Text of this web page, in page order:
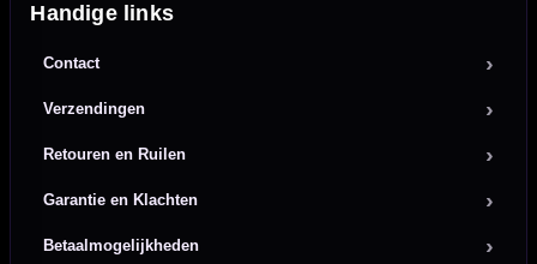
Handige links
Contact
Verzendingen
Retouren en Ruilen
Garantie en Klachten
Betaalmogelijkheden